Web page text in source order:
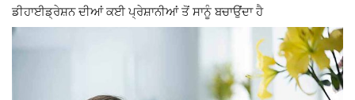
ਡੀਹਾਈਡ੍ਰੇਸ਼ਨ ਦੀਆਂ ਕਈ ਪ੍ਰੇਸ਼ਾਨੀਆਂ ਤੋਂ ਸਾਨੂੰ ਬਚਾਉਂਦਾ ਹੈ